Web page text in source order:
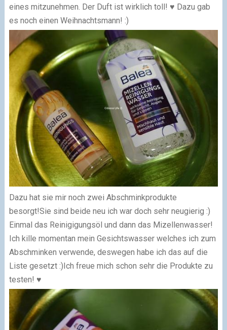
eines mitzunehmen. Der Duft ist wirklich toll! ♥ Dazu gab
es noch einen Weihnachtsmann! :)
Dazu hat sie mir noch zwei Abschminkprodukte
besorgt!Sie sind beide neu ich war doch sehr neugierig :)
Einmal das Reinigigungsöl und dann das Mizellenwasser!
Ich kille momentan mein Gesichtswasser welches ich zum
Abschminken verwende, deswegen habe ich das auf die
Liste gesetzt :) Ich freue mich schon sehr die Produkte zu
testen! ♥